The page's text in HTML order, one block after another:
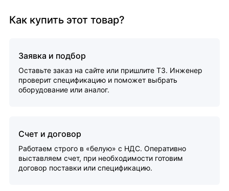
Как купить этот товар?
Заявка и подбор
Оставьте заказ на сайте или пришлите ТЗ. Инженер
проверит спецификацию и поможет выбрать
оборудование или аналог.
Счет и договор
Работаем строго в «белую» с НДС. Оперативно
выставляем счет, при необходимости готовим
договор поставки или спецификацию.